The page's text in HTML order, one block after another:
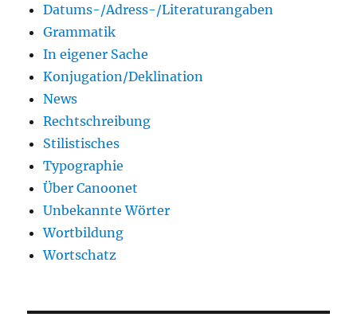
Datums-/Adress-/Literaturangaben
Grammatik
In eigener Sache
Konjugation/Deklination
News
Rechtschreibung
Stilistisches
Typographie
Über Canoonet
Unbekannte Wörter
Wortbildung
Wortschatz